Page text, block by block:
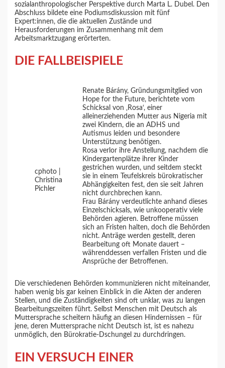
sozialanthropologischer Perspektive durch Marta L. Dubel. Den
Abschluss bildete eine Podiumsdiskussion mit fünf
Expert:innen, die die aktuellen Zustände und
Herausforderungen im Zusammenhang mit dem
Arbeitsmarktzugang erörterten.
DIE FALLBEISPIEL E
cphoto |
Christina
Pichler
Renate Bárány, Gründungsmitglied von
Hope for the Future, berichtete vom
Schicksal von ‚Rosa‘, einer
alleinerziehenden Mutter aus Nigeria mit
zwei Kindern, die an ADHS und
Autismus leiden und besondere
Unterstützung benötigen.
Rosa verlor ihre Anstellung, nachdem die
Kindergartenplätze ihrer Kinder
gestrichen wurden, und seitdem steckt
sie in einem Teufelskreis bürokratischer
Abhängigkeiten fest, den sie seit Jahren
nicht durchbrechen kann.
Frau Bárány verdeutlichte anhand dieses
Einzelschicksals, wie unkooperativ viele
Behörden agieren. Betroffene müssen
sich an Fristen halten, doch die Behörden
nicht. Anträge werden gestellt, deren
Bearbeitung oft Monate dauert –
währenddessen verfallen Fristen und die
Ansprüche der Betroffenen.
Die verschiedenen Behörden kommunizieren nicht miteinander,
haben wenig bis gar keinen Einblick in die Akten der anderen
Stellen, und die Zuständigkeiten sind oft unklar, was zu langen
Bearbeitungszeiten führt. Selbst Menschen mit Deutsch als
Muttersprache scheitern häufig an diesen Hindernissen – für
jene, deren Muttersprache nicht Deutsch ist, ist es nahezu
unmöglich, den Bürokratie-Dschungel zu durchdringen.
EIN VERSUCH EINER